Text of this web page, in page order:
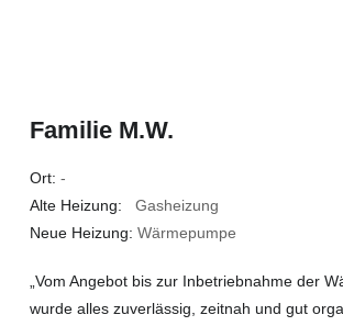
Familie M.W.
Ort: -
Alte Heizung: Gasheizung
Neue Heizung: Wärmepumpe
„Vom Angebot bis zur Inbetriebnahme der
wurde alles zuverlässig, zeitnah und gut